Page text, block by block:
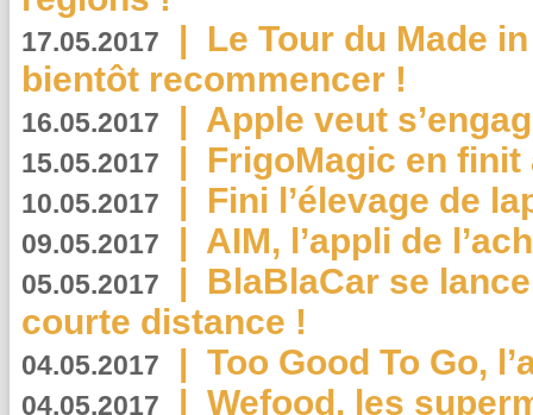
17.05.2017 | Le Tour du Made
bientôt recommencer !
16.05.2017 | Apple veut
15.05.2017 | FrigoMagic en
10.05.2017 | Fini l’élevage de
09.05.2017 | AIM, l’appli de
05.05.2017 | BlaBlaCar se
courte distance !
04.05.2017 | Too Good To Go,
04.05.2017 | Wefood, les